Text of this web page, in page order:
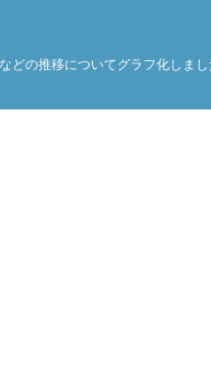
の推移についてグラフ化しまし